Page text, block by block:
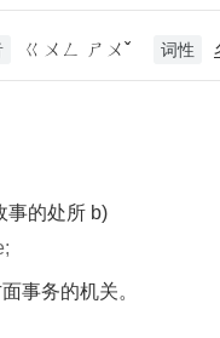
ㄍㄨㄥ ㄕㄨˇ 词性
的处所 b)
事务的机关。